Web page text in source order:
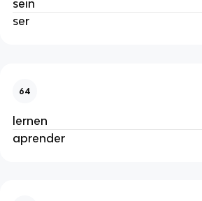
sein
ser
64
lernen
aprender